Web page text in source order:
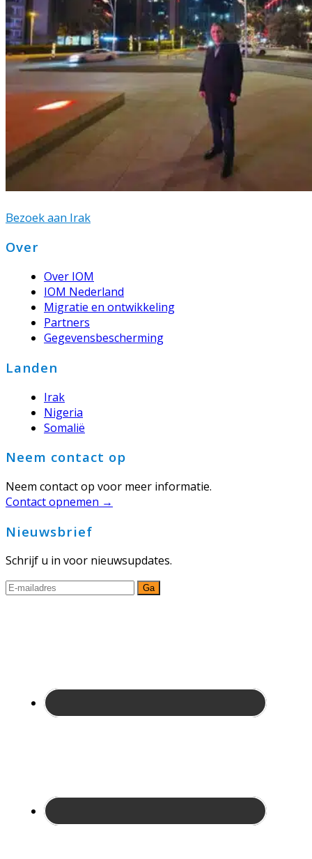
Bezoek aan Irak
Footer
Over
Over IOM
IOM Nederland
Migratie en ontwikkeling
Partners
Gegevensbescherming
Landen
Irak
Nigeria
Somalië
Neem contact op
Neem contact op voor meer informatie.
Contact opnemen →
Nieuwsbrief
Schrijf u in voor nieuwsupdates.